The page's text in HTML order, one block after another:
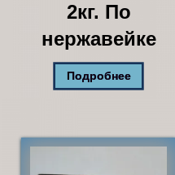
2кг. По
нержавейке
Подробнее